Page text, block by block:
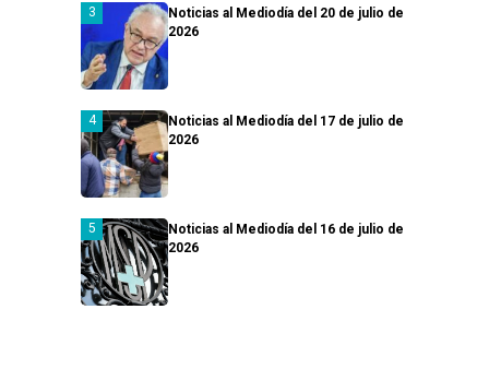
Noticias al Mediodía del 20 de julio de
2026
Noticias al Mediodía del 17 de julio de
2026
Noticias al Mediodía del 16 de julio de
2026